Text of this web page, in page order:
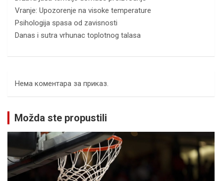
Vranje: Upozorenje na visoke temperature
Psihologija spasa od zavisnosti
Danas i sutra vrhunac toplotnog talasa
Нема коментара за приказ.
Možda ste propustili